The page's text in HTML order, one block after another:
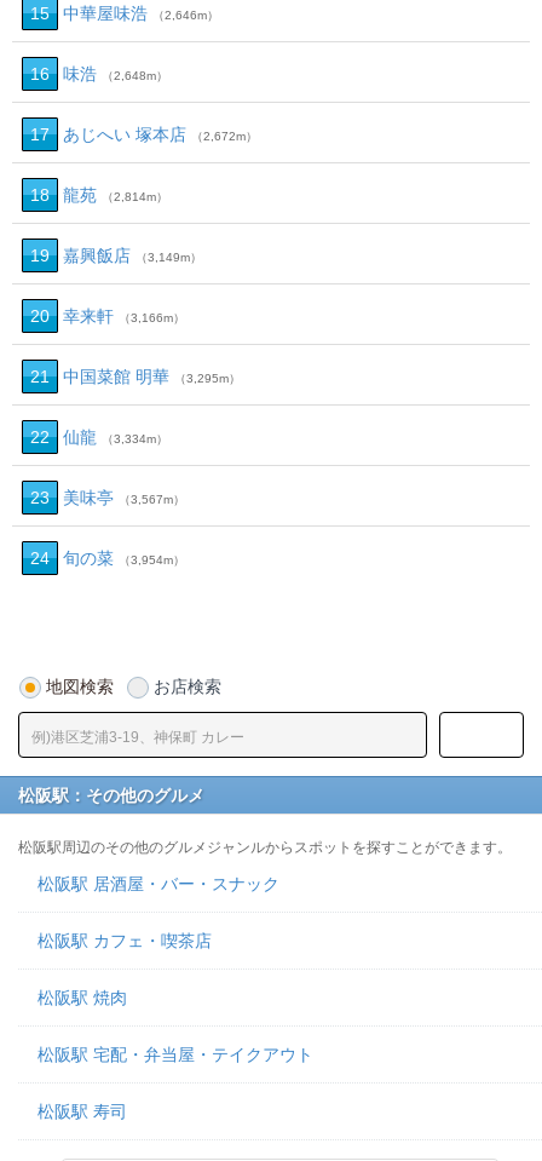
15 中華屋味浩 （2,646m）
16 味浩 （2,648m）
17 あじへい 塚本店 （2,672m）
18 龍苑 （2,814m）
19 嘉興飯店 （3,149m）
20 幸来軒 （3,166m）
21 中国菜館 明華 （3,295m）
22 仙龍 （3,334m）
23 美味亭 （3,567m）
24 旬の菜 （3,954m）
地図検索 お店検索
松阪駅：その他のグルメ
松阪駅周辺のその他のグルメジャンルからスポットを探すことができます。
松阪駅 居酒屋・バー・スナック
松阪駅 カフェ・喫茶店
松阪駅 焼肉
松阪駅 宅配・弁当屋・テイクアウト
松阪駅 寿司